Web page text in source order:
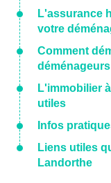
L'assurance
votre
Comment
L'immobilier
utiles
Infos
Liens utiles
Landorthe